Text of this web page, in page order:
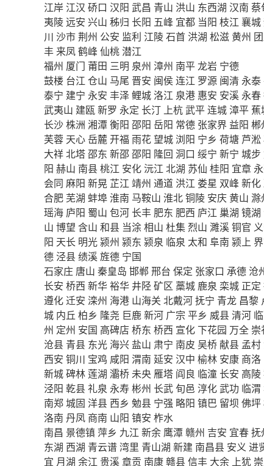
江岸 江汉 硚口 汉阳 武昌 青山 洪山 东西湖 汉南 蔡
夷陵远安 兴山 秭归 长阳 五峰 宜都 当阳 枝江 襄城
川 沙市荆州 公安 监利 江陵石首 洪湖 松滋黄州
丰 来凤鹤峰 仙桃潜江
福州 厦门 莆田 三明 泉州 漳州 南平龙岩 宁德
鼓楼 台江 仓山 马尾 晋安 闽侯连江 罗源 闽清 永泰
泰宁 建宁 永安 丰泽鲤城洛江 泉港 惠安 安溪 永春
武夷山 建瓯新罗 永定 长汀 上杭武平连城 漳平 蕉
长沙株洲 湘潭衡阳 邵阳 岳阳 常德 张家界 益阳 郴
芙蓉 天心岳麓开福 雨花望城 浏阳 宁乡 荷塘 芦淞
大祥北塔邵东 新邵邵阳 隆回 洞口 绥宁 新宁 城步
阳 赫山 南县桃江 安化沅江 北湖 苏仙 桂阳 宜章
会同 麻阳 新晃 芷江 靖州 通道 洪江 娄星 双峰 新化
合肥 芜湖 蚌埠淮南 马鞍山 淮北铜陵 安庆黄山 滁
瑶海 庐阳 蜀山 包河 长丰 肥东 肥西 庐江 巢湖 镜湖
山 博望 含山 和县 当涂相山 杜集 烈山 濉溪铜官
阳 天长 明光颍州 颍东 颍泉 临泉 太和 阜南 颍上
德 泾县绩溪旌德 宁国
石家庄 唐山 秦皇岛 邯郸 邢台 保定 张家口 承德 沧
长安 桥西 新华裕华 井陉矿区 藁城 鹿泉 栾城 正定
遵化迁安 滦州 海港 山海关 北戴河抚宁 青龙 昌黎
城 内丘 柏乡 隆尧 巨鹿新河 广宗 平乡 威县清河
州 定州 安国 高碑店 桥东 桥西 宣化下花园 万全 崇
沧县 青县 东光 海兴 盐山 肃宁 南皮 吴桥献县 孟村
西安 铜川 宝鸡 咸阳 渭南 延安 汉中 榆林 安康 商洛
新城碑林莲湖 灞桥未央 雁塔 阎良 临潼 长安 高陵
泾阳 乾县礼泉 永寿彬州 长武旬邑 淳化武功 临渭
南郑城固 洋县 西乡 勉县 宁强 略阳 镇巴 留坝 佛坪
洛南 丹凤 商南 山阳 镇安 柞水
南昌 景德镇萍乡 九江 新余 鹰潭赣州 吉安 宜春抚
东湖 西湖 青云谱湾里 青山湖 新建 南昌县 安义 进
宜 月湖 余江 贵溪章贡 南康赣县信丰 大余 上犹